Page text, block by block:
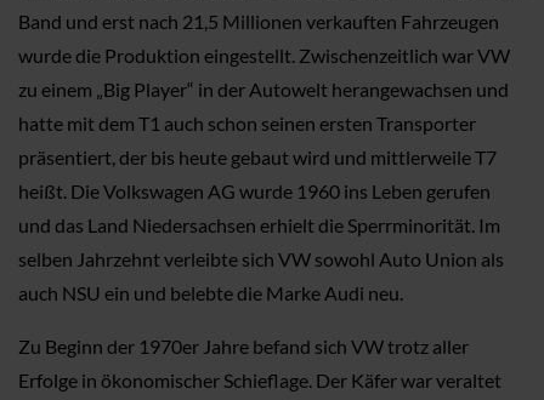
Band und erst nach 21,5 Millionen verkauften Fahrzeugen
wurde die Produktion eingestellt. Zwischenzeitlich war VW
zu einem „Big Player“ in der Autowelt herangewachsen und
hatte mit dem T1 auch schon seinen ersten Transporter
präsentiert, der bis heute gebaut wird und mittlerweile T7
heißt. Die Volkswagen AG wurde 1960 ins Leben gerufen
und das Land Niedersachsen erhielt die Sperrminorität. Im
selben Jahrzehnt verleibte sich VW sowohl Auto Union als
auch NSU ein und belebte die Marke Audi neu.
Zu Beginn der 1970er Jahre befand sich VW trotz aller
Erfolge in ökonomischer Schieflage. Der Käfer war veraltet